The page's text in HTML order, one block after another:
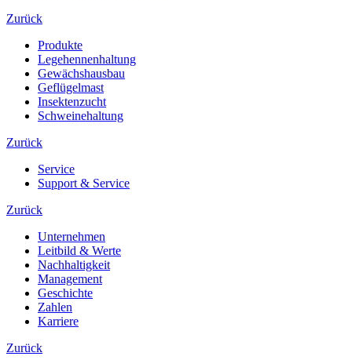
Zurück
Produkte
Legehennenhaltung
Gewächshausbau
Geflügelmast
Insektenzucht
Schweinehaltung
Zurück
Service
Support & Service
Zurück
Unternehmen
Leitbild & Werte
Nachhaltigkeit
Management
Geschichte
Zahlen
Karriere
Zurück